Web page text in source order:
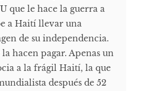
que le hace la guerra a
a Haití llevar una
de su independencia.
hacen pagar. Apenas un
a la frágil Haití, la que
después de 52